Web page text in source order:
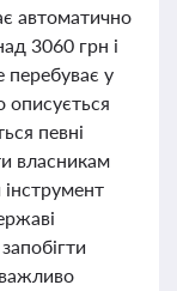
автоматично
3060 грн і
у
описується
певні
власникам